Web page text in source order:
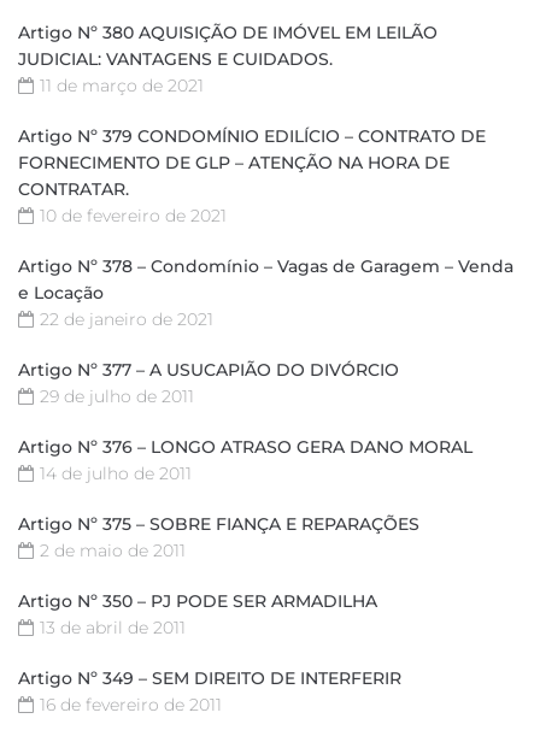
Artigo Nº 380 AQUISIÇÃO DE IMÓVEL EM LEILÃO
JUDICIAL: VANTAGENS E CUIDADOS.
11 de março de 2021
Artigo Nº 379 CONDOMÍNIO EDILÍCIO – CONTRATO DE
FORNECIMENTO DE GLP – ATENÇÃO NA HORA DE
CONTRATAR.
10 de fevereiro de 2021
Artigo Nº 378 – Condomínio – Vagas de Garagem – Venda
e Locação
22 de janeiro de 2021
Artigo Nº 377 – A USUCAPIÃO DO DIVÓRCIO
29 de julho de 2011
Artigo Nº 376 – LONGO ATRASO GERA DANO MORAL
14 de julho de 2011
Artigo Nº 375 – SOBRE FIANÇA E REPARAÇÕES
2 de maio de 2011
Artigo Nº 350 – PJ PODE SER ARMADILHA
13 de abril de 2011
Artigo Nº 349 – SEM DIREITO DE INTERFERIR
16 de fevereiro de 2011